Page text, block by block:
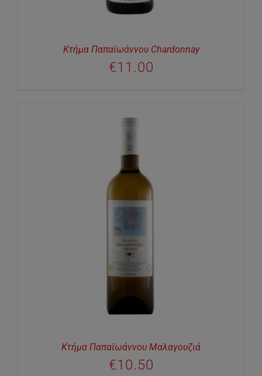
Κτήμα Παπαϊωάννου Chardonnay
€11.00
Κτήμα Παπαϊωάννου Μαλαγουζιά
€10.50